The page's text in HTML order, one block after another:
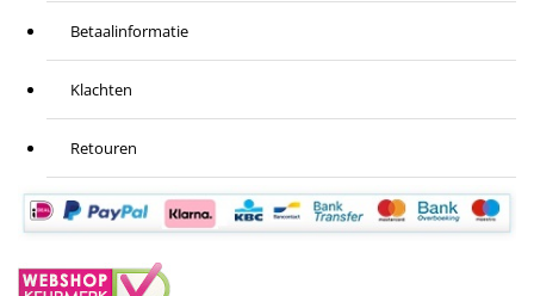
Betaalinformatie
Klachten
Retouren